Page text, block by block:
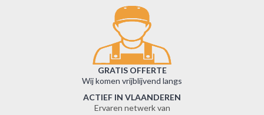
GRATIS OFFERTE
Wij komen vrijblijvend langs
ACTIEF IN VLAANDEREN
Ervaren netwerk van